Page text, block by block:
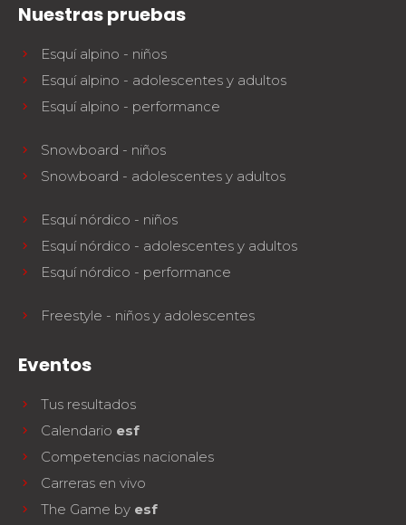
Nuestras pruebas
Esquí alpino - niños
Esquí alpino - adolescentes y adultos
Esquí alpino - performance
Snowboard - niños
Snowboard - adolescentes y adultos
Esquí nórdico - niños
Esquí nórdico - adolescentes y adultos
Esquí nórdico - performance
Freestyle - niños y adolescentes
Eventos
Tus resultados
Calendario esf
Competencias nacionales
Carreras en vivo
The Game by esf